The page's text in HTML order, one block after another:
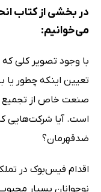
در بخشی از کتاب
می‌خوانیم:
با وجود تصویر کلی که
تعیین اینکه چطور
صنعت خاص از تجمیع
است. آیا شرکت‌هایی
ضدقهرمان؟
اقدام فیس‌بوک در
نوجوانان بسیار